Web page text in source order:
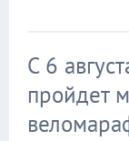
С 6
пройдет